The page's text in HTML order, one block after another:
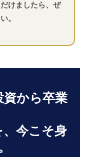
けましたら、ぜ
。
資から卒業
今こそ身